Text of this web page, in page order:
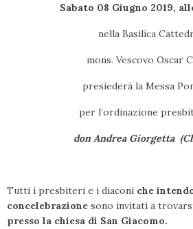
Sabato 08 Giugno 2019,
nella Basilica
mons. Vescovo Oscar
presiederà la Messa
per l’ordinazione
don Andrea Giorgetta
Tutti i presbiteri e i diaconi che
concelebrazione sono invitati a
presso la chiesa di San Giacomo.